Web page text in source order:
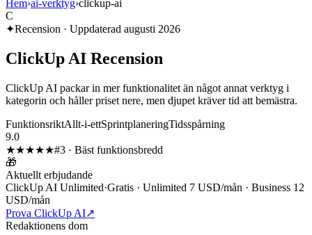
Hem›ai-verktyg›clickup-ai
C
✦Recension · Uppdaterad augusti 2026
ClickUp AI Recension
ClickUp AI packar in mer funktionalitet än något annat verktyg i
kategorin och håller priset nere, men djupet kräver tid att bemästra.
FunktionsriktAllt-i-ettSprintplaneringTidsspårning
9.0
★★★★★#3 · Bäst funktionsbredd
🎁
Aktuellt erbjudande
ClickUp AI Unlimited·Gratis · Unlimited 7 USD/mån · Business 12
USD/mån
Prova ClickUp AI↗
Redaktionens dom